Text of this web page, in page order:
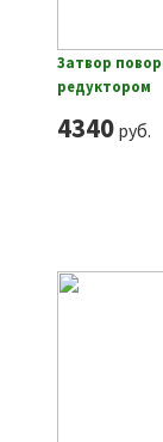
Затвор
редуктором
4340руб.